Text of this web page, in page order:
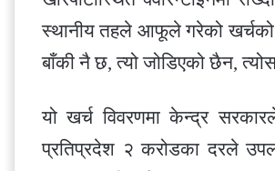
स्थानीय तहले आफूले गरेको खर्चको
बाँकी नै छ, त्यो जोडिएको छैन,
यो खर्च विवरणमा केन्द्र
प्रतिप्रदेश २ करोडका दरले